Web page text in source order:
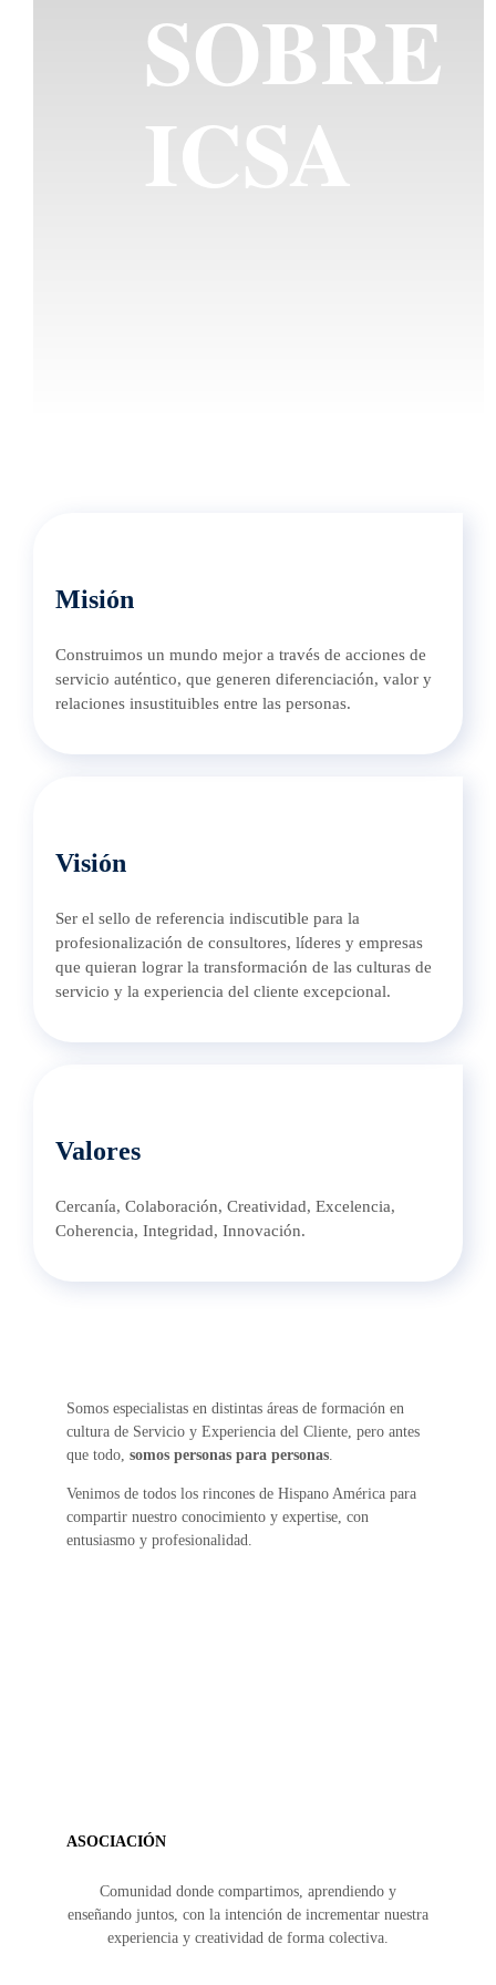
SOBRE
ICSA
Misión
Construimos un mundo mejor a través de acciones de
servicio auténtico, que generen diferenciación, valor y
relaciones insustituibles entre las personas.
Visión
Ser el sello de referencia indiscutible para la
profesionalización de consultores, líderes y empresas
que quieran lograr la transformación de las culturas de
servicio y la experiencia del cliente excepcional.
Valores
Cercanía, Colaboración, Creatividad, Excelencia,
Coherencia, Integridad, Innovación.
Somos especialistas en distintas áreas de formación en
cultura de Servicio y Experiencia del Cliente, pero antes
que todo, somos personas para personas.
Venimos de todos los rincones de Hispano América para
compartir nuestro conocimiento y expertise, con
entusiasmo y profesionalidad.
ASOCIACIÓN
Comunidad donde compartimos, aprendiendo y
enseñando juntos, con la intención de incrementar nuestra
experiencia y creatividad de forma colectiva.